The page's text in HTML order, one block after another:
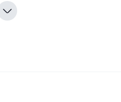
توربوس از اهمیت بالایی برخوردار است.
و کارمزد پایین، تجربه خریدی مطمئن و